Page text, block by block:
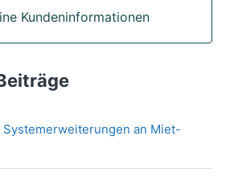
Kundeninformationen
an Miet-